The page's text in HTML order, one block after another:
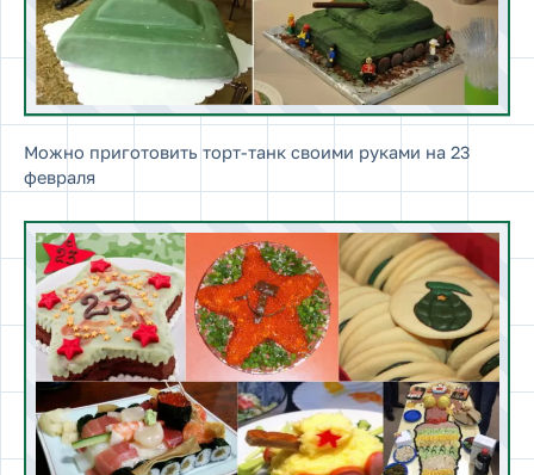
Можно приготовить торт-танк своими руками на 23
февраля